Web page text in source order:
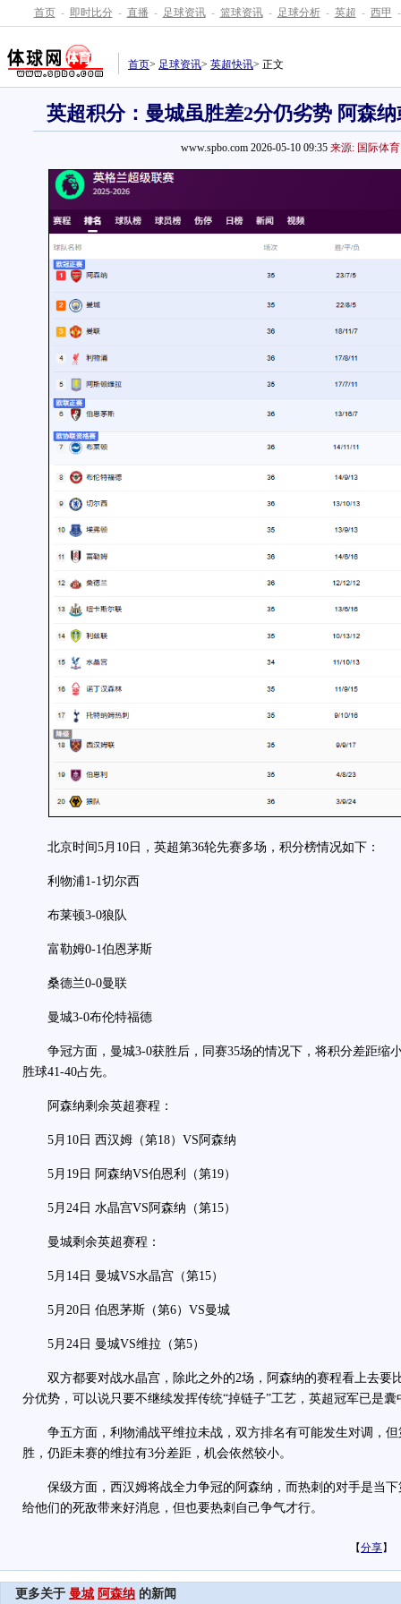
首页 - 即时比分 - 直播 - 足球资讯 - 篮球资讯 - 足球分析 - 英超 - 西甲 -
首页> 足球资讯> 英超快讯> 正文
英超积分：曼城虽胜差2分仍劣势 阿森
www.spbo.com 2026-05-10 09:35 来源: 国际体育
北京时间5月10日，英超第36轮先赛多场，积分榜情况如下：
利物浦1-1切尔西
布莱顿3-0狼队
富勒姆0-1伯恩茅斯
桑德兰0-0曼联
曼城3-0布伦特福德
争冠方面，曼城3-0获胜后，同赛35场的情况下，将积分差距缩
胜球41-40占先。
阿森纳剩余英超赛程：
5月10日 西汉姆（第18）VS阿森纳
5月19日 阿森纳VS伯恩利（第19）
5月24日 水晶宫VS阿森纳（第15）
曼城剩余英超赛程：
5月14日 曼城VS水晶宫（第15）
5月20日 伯恩茅斯（第6）VS曼城
5月24日 曼城VS维拉（第5）
双方都要对战水晶宫，除此之外的2场，阿森纳的赛程看上去要
分优势，可以说只要不继续发挥传统“掉链子”工艺，英超冠军已是囊
争五方面，利物浦战平维拉未战，双方排名有可能发生对调，但
胜，仍距未赛的维拉有3分差距，机会依然较小。
保级方面，西汉姆将战全力争冠的阿森纳，而热刺的对手是当下
给他们的死敌带来好消息，但也要热刺自己争气才行。
【分享】
更多关于 曼城 阿森纳 的新闻